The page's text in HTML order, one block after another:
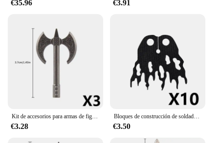
€35.96 €3.91
€3.28
Bloques de construcción de soldado militar Medieval, castillo, dragón oscuro, caballero, Lobo, Guerrero, armas, capas, cascos, armadura, espadas, juguetes de ladrillos
€3.50